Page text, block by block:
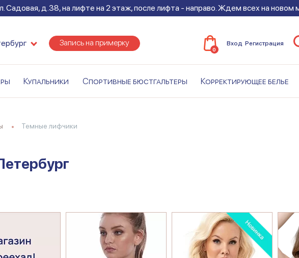
Садовая, д.38, на лифте на 2 этаж, после лифта - направо. Ждем всех на новом
Запись на примерку
0
Вход Регистрация
Купальники Спортивные бюстгальтеры Корректирующее белье
Темные лифчики